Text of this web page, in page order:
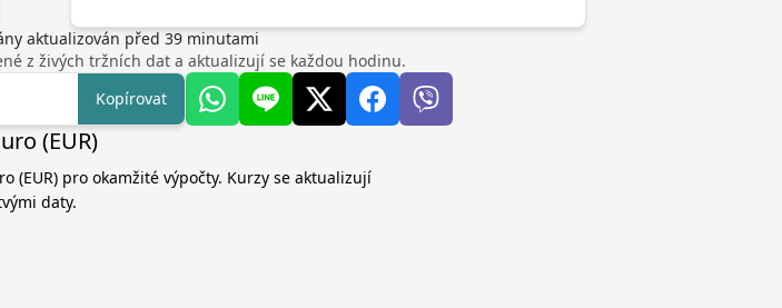
aktualizován před 39minutami
z živých tržních dat a aktualizují se každou hodinu.
Kopírovat
(EUR)
(EUR) pro okamžité výpočty. Kurzy se aktualizují
daty.